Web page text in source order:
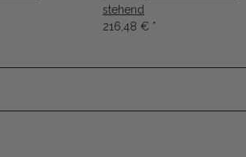
stehend
216,48 € *